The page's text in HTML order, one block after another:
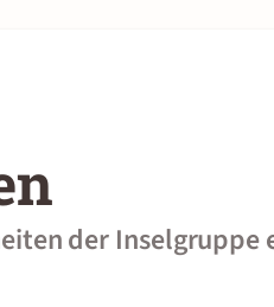
der Inselgruppe